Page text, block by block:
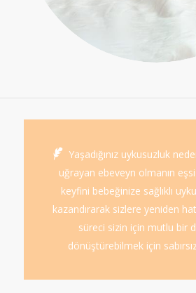
Yaşadığınız uykusuzluk
uğrayan ebeveyn olmanın
keyfini bebeğinize sağlıklı uyku
kazandırarak sizlere yeniden
süreci sizin için mutlu bir
dönüştürebilmek için